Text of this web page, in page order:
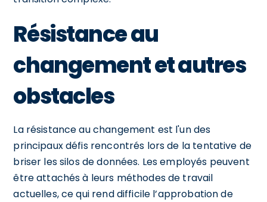
Résistance au
changement et autres
obstacles
La résistance au changement est l'un des
principaux défis rencontrés lors de la tentative de
briser les silos de données. Les employés peuvent
être attachés à leurs méthodes de travail
actuelles, ce qui rend difficile l’approbation de